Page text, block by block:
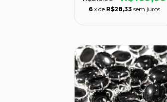
6 x de R$28,33 sem juros